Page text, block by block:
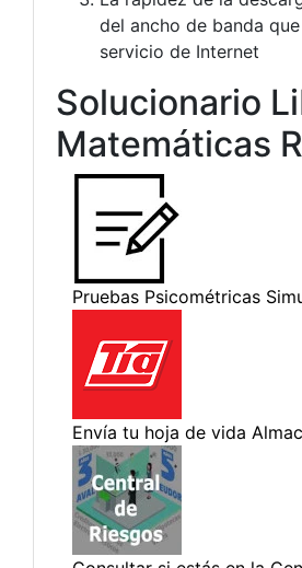
del ancho de banda
servicio de Internet
Solucionario
Matemáticas